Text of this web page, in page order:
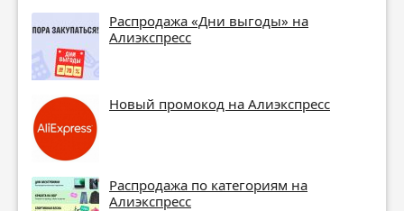
Распродажа «Дни выгоды» на
Алиэкспресс
Новый промокод на Алиэкспресс
Распродажа по категориям на
Алиэкспресс